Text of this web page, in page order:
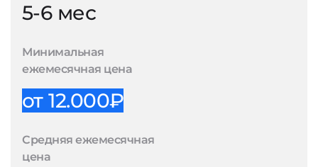
5-6 мес
Минимальная
ежемесячная цена
от 12.000₽
Средняя ежемесячная
цена